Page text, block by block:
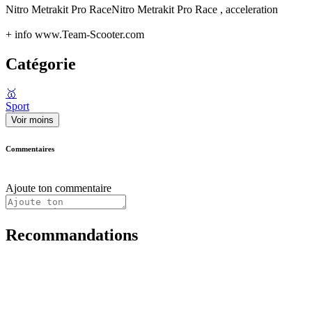
Nitro Metrakit Pro RaceNitro Metrakit Pro Race , acceleration
+ info www.Team-Scooter.com
Catégorie
🥇
Sport
Voir moins
Commentaires
Ajoute ton commentaire
Recommandations